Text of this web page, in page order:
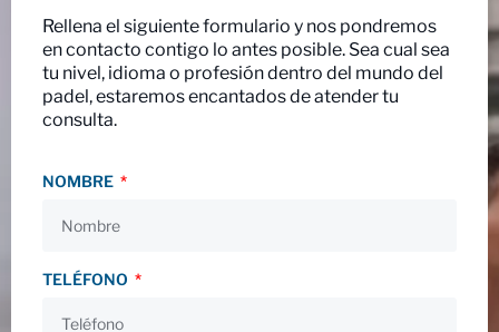
Rellena el siguiente formulario y nos pondremos
en contacto contigo lo antes posible. Sea cual sea
tu nivel, idioma o profesión dentro del mundo del
padel, estaremos encantados de atender tu
consulta.
NOMBRE
TELÉFONO